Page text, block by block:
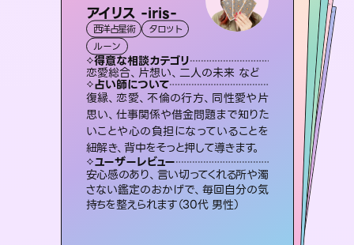
アイリス -iris-
西洋占星術
タロット
ルーン
得意な相談カテゴリ
恋愛総合、片想い、二人の未来 など
占い師について
復縁、恋愛、不倫の行方、同性愛や片
思い、仕事関係や借金問題まで知りた
いことや心の負担になっていることを
紐解き、背中をそっと押して導きます。
ユーザーレビュー
安心感のあり、言い切ってくれる所や濁
さない鑑定のおかげで、毎回自分の気
持ちを整えられます（30代 男性）
おう 霊感オラクル
霊視・オーラ
オラクルカード
得意な相談カテゴリ
恋愛総合、あの人の気持ち など
占い師について
霊視×オラクルカードを使って「今」と
「未来」そして「気になるあの人の気持
ち」まで丁寧に読み解き、恋や人生のヒ
ントを優しく引き出します。
ユーザーレビュー
不安な気持ちが嘘みたいに晴れまし
た…！よく視えていらっしゃるんだなと
感じました（40代 女性）
セラピスト理恵
霊視・オーラ
スピリチュアル・リーディング
得意な相談カテゴリ
片想い、二人の未来、年の差 など
占い師について
連絡再開、復縁、成就などの報告実績
多数。セラピストとして2万超の施術経
験があるからこそできる鑑定で、より良
い未来をサポートします。
ユーザーレビュー
とても心温まる鑑定でした。しかもこち
らは何も言っていないのに視えていらっ
しゃるんだなと驚きです（30代女性）
彗望（ すいぼう
霊視・オーラ
スピリチュアル・リーディング
得意な相談カテゴリ
片想い、あの人の気持ち、復縁 など
占い師について
3,700年以上の歴史を持つ東洋最古の占術「易占」で詳細まで占い、幸せへ向かう道筋を示します。厳しい結果にも具体的な対策をお伝えします。
ユーザーレビュー
複雑な背景もしっかり聞いて鑑定して
いただけました。気持ちが楽になりまし
た（50代 女性）
桃源珠羽
スピリチュアル・リーディング
得意な相談カテゴリ
片想い、あの人の気持ち、復縁 など
占い師について
恋愛のお悩みの中でも特に「曖昧な関
係」の相談を得意としており、友達以上
恋人未満なお相手との今後や本音を丁
寧に読み解き恋愛成就へと導きます。
ユーザーレビュー
鑑定していただいてアドバイス通りに行
動すると仲が復活してきました。ありが
とうございました（40代 女性）
未来視師＊花
霊視・オーラ 心理学
スピリチュアル・リーディング
得意な相談カテゴリ
出逢い、片想い、復縁 など
占い師について
未来には何パターンもの選択肢があり
ます。不安で視えにくくなっているあな
たの素敵な未来を見つけ、その未来を
選択できるようアドバイスします。
ユーザーレビュー
職場の人の性質や人間関係、本心など
本当によく視えていてびっくり。対策が
打てて前向きになれます（40代）